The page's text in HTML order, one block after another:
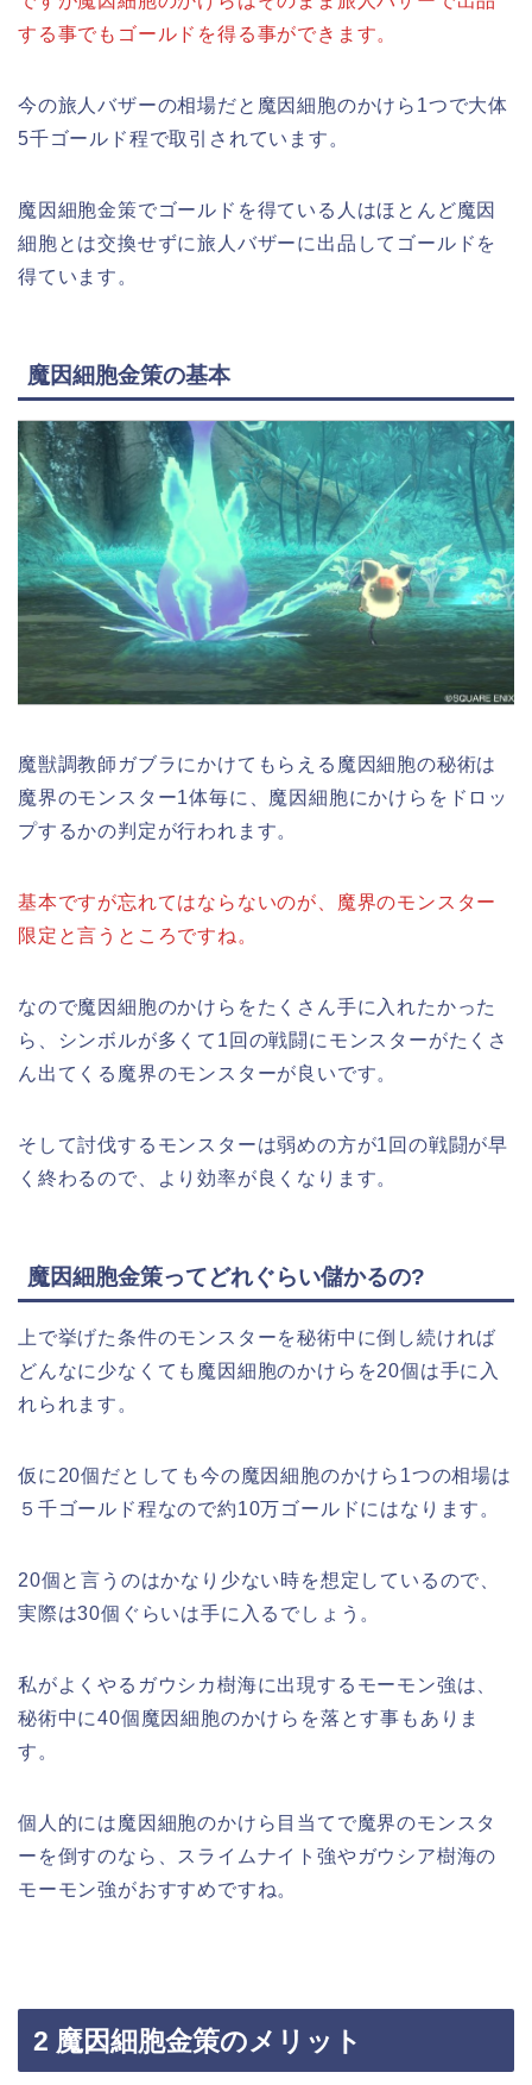
する事でもゴールドを得る事ができます。
今の旅人バザーの相場だと魔因細胞のかけら1つで大体
5千ゴールド程で取引されています。
魔因細胞金策でゴールドを得ている人はほとんど魔因
細胞とは交換せずに旅人バザーに出品してゴールドを
得ています。
魔因細胞金策の基本
魔獣調教師ガブラにかけてもらえる魔因細胞の秘術は
魔界のモンスター1体毎に、魔因細胞にかけらをドロッ
プするかの判定が行われます。
基本ですが忘れてはならないのが、魔界のモンスター
限定と言うところですね。
なので魔因細胞のかけらをたくさん手に入れたかった
ら、シンボルが多くて1回の戦闘にモンスターがたくさ
ん出てくる魔界のモンスターが良いです。
そして討伐するモンスターは弱めの方が1回の戦闘が早
く終わるので、より効率が良くなります。
魔因細胞金策ってどれぐらい儲かるの?
上で挙げた条件のモンスターを秘術中に倒し続ければ
どんなに少なくても魔因細胞のかけらを20個は手に入
れられます。
仮に20個だとしても今の魔因細胞のかけら1つの相場は
５千ゴールド程なので約10万ゴールドにはなります。
20個と言うのはかなり少ない時を想定しているので、
実際は30個ぐらいは手に入るでしょう。
私がよくやるガウシカ樹海に出現するモーモン強は、
秘術中に40個魔因細胞のかけらを落とす事もありま
す。
個人的には魔因細胞のかけら目当てで魔界のモンスタ
ーを倒すのなら、スライムナイト強やガウシア樹海の
モーモン強がおすすめですね。
2 魔因細胞金策のメリット